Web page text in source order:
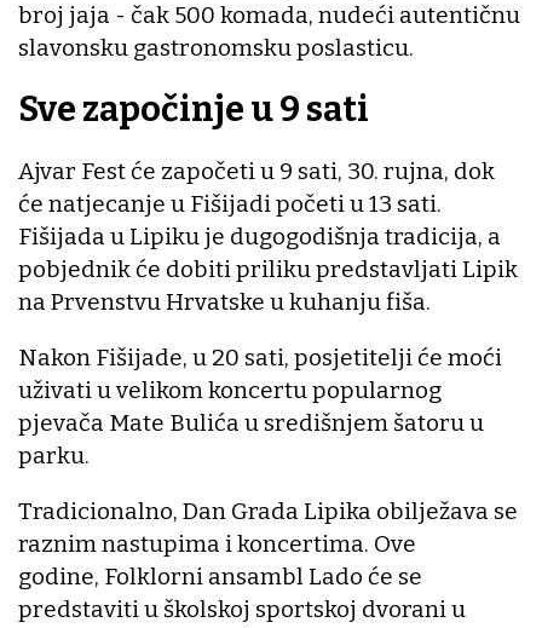
broj jaja - čak 500 komada, nudeći autentičnu
slavonsku gastronomsku poslasticu.
Sve započinje u 9 sati
Ajvar Fest će započeti u 9 sati, 30. rujna, dok
će natjecanje u Fišijadi početi u 13 sati.
Fišijada u Lipiku je dugogodišnja tradicija, a
pobjednik će dobiti priliku predstavljati Lipik
na Prvenstvu Hrvatske u kuhanju fiša.
Nakon Fišijade, u 20 sati, posjetitelji će moći
uživati u velikom koncertu popularnog
pjevača Mate Bulića u središnjem šatoru u
parku.
Tradicionalno, Dan Grada Lipika obilježava se
raznim nastupima i koncertima. Ove
godine, Folklorni ansambl Lado će se
predstaviti u školskoj sportskoj dvorani u